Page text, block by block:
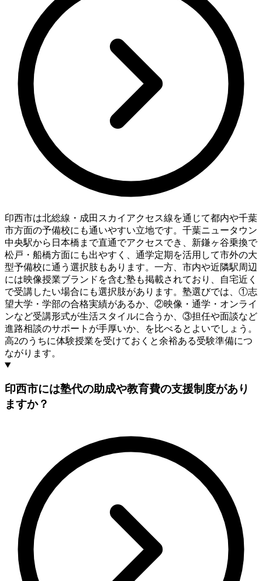
印西市は北総線・成田スカイアクセス線を通じて都内や千葉
市方面の予備校にも通いやすい立地です。千葉ニュータウン
中央駅から日本橋まで直通でアクセスでき、新鎌ヶ谷乗換で
松戸・船橋方面にも出やすく、通学定期を活用して市外の大
型予備校に通う選択肢もあります。一方、市内や近隣駅周辺
には映像授業ブランドを含む塾も掲載されており、自宅近く
で受講したい場合にも選択肢があります。塾選びでは、①志
望大学・学部の合格実績があるか、②映像・通学・オンライ
ンなど受講形式が生活スタイルに合うか、③担任や面談など
進路相談のサポートが手厚いか、を比べるとよいでしょう。
高2のうちに体験授業を受けておくと余裕ある受験準備につ
ながります。
印西市には塾代の助成や教育費の支援制度があり
ますか？